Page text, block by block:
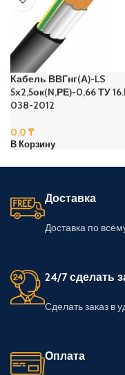
Кабель ВВГнг(А)-LS
5х2,5ок(N,РЕ)-0,66 ТУ
038-2012
0.0 ₸
В Корзину
Доставка
Доставка по
24/7 сделать
Сделать заказ в
Оплата